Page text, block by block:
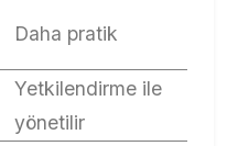
Daha pratik
Yetkilendirme ile
yönetilir